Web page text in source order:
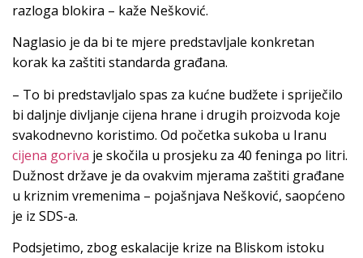
razloga blokira – kaže Nešković.
Naglasio je da bi te mjere predstavljale konkretan
korak ka zaštiti standarda građana.
– To bi predstavljalo spas za kućne budžete i spriječilo
bi daljnje divljanje cijena hrane i drugih proizvoda koje
svakodnevno koristimo. Od početka sukoba u Iranu
cijena goriva je skočila u prosjeku za 40 feninga po litri.
Dužnost države je da ovakvim mjerama zaštiti građane
u kriznim vremenima – pojašnjava Nešković, saopćeno
je iz SDS-a.
Podsjetimo, zbog eskalacije krize na Bliskom istoku